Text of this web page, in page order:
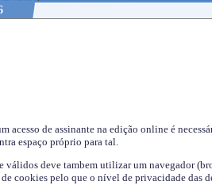
acesso de assinante na edição online é
espaço próprio para tal.
válidos deve tambem utilizar um navegador
cookies pelo que o nível de privacidade das